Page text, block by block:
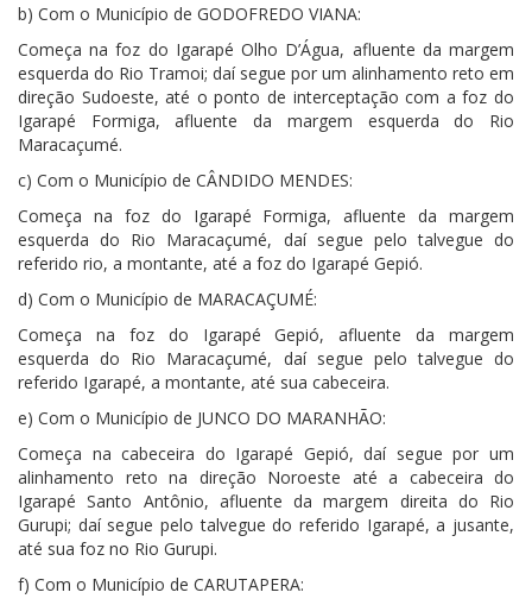
b) Com o Município de GODOFREDO VIANA:
Começa na foz do Igarapé Olho D’Água, afluente da margem
esquerda do Rio Tramoi; daí segue por um alinhamento reto em
direção Sudoeste, até o ponto de interceptação com a foz do
Igarapé Formiga, afluente da margem esquerda do Rio
Maracaçumé.
c) Com o Município de CÂNDIDO MENDES:
Começa na foz do Igarapé Formiga, afluente da margem
esquerda do Rio Maracaçumé, daí segue pelo talvegue do
referido rio, a montante, até a foz do Igarapé Gepió.
d) Com o Município de MARACAÇUMÉ:
Começa na foz do Igarapé Gepió, afluente da margem
esquerda do Rio Maracaçumé, daí segue pelo talvegue do
referido Igarapé, a montante, até sua cabeceira.
e) Com o Município de JUNCO DO MARANHÃO:
Começa na cabeceira do Igarapé Gepió, daí segue por um
alinhamento reto na direção Noroeste até a cabeceira do
Igarapé Santo Antônio, afluente da margem direita do Rio
Gurupi; daí segue pelo talvegue do referido Igarapé, a jusante,
até sua foz no Rio Gurupi.
f) Com o Município de CARUTAPERA: